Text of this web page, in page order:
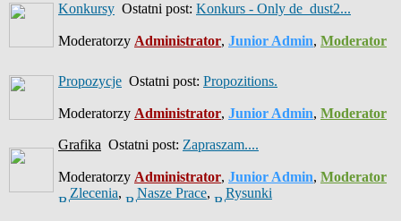
Konkursy Ostatni post: Konkurs - Only de_dust2...
Moderatorzy Administrator, Junior Admin, Moderator
Propozycje Ostatni post: Propozitions.
Moderatorzy Administrator, Junior Admin, Moderator
Grafika Ostatni post: Zapraszam....
Moderatorzy Administrator, Junior Admin, Moderator
Zlecenia, Nasze Prace, Rysunki